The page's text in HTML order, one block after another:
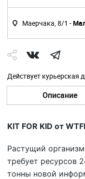
Маерчака, 8/1 -
Действует курьерская
Описание
KIT FOR KID от
Растущий
требует ресурсов
тонны новой